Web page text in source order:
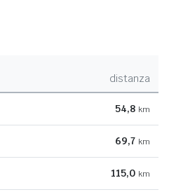
distanza
54,8 km
69,7 km
115,0 km